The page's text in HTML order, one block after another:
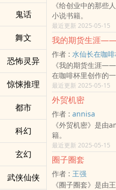
鬼话
舞文
恐怖灵异
惊悚推理
都市
科幻
玄幻
武侠仙侠
《给创业中的那些
小说书籍。
最近更新 2025-05-15
我的期货生涯
作者 : 水仙长在咖啡
《我的期货生涯
在咖啡杯里创作的
最近更新 2025-05-15
外贸机密
作者 : annisa
《外贸机密》是由
籍。
最近更新 2025-05-15
圈子圈套
作者 : 王强
《圈子圈套》是由